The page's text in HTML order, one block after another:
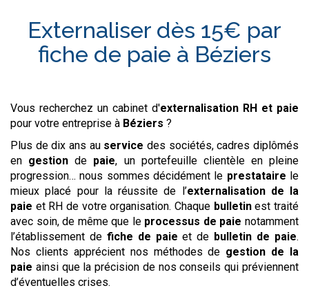
Externaliser dès 15€ par
fiche de paie à Béziers
Vous recherchez un cabinet d'externalisation RH et paie
pour votre entreprise à Béziers ?
Plus de dix ans au service des sociétés, cadres diplômés
en gestion de paie, un portefeuille clientèle en pleine
progression… nous sommes décidément le prestataire le
mieux placé pour la réussite de l’externalisation de la
paie et RH de votre organisation. Chaque bulletinest traité
avec soin, de même que le processus de paie notamment
l’établissement de fiche de paie et de bulletin de paie.
Nos clients apprécient nos méthodes de gestion de la
paie ainsi que la précision de nos conseils qui préviennent
d’éventuelles crises.